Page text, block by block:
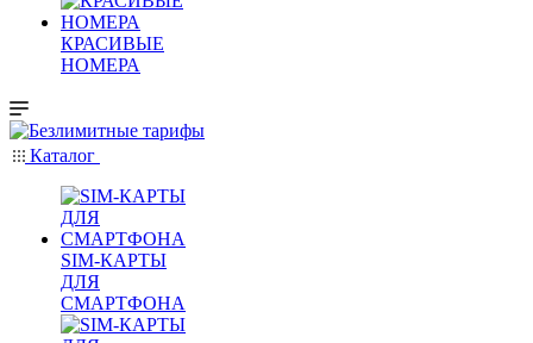
КРАСИВЫЕ
НОМЕРА
Каталог
SIM-КАРТЫ
ДЛЯ
СМАРТФОНА